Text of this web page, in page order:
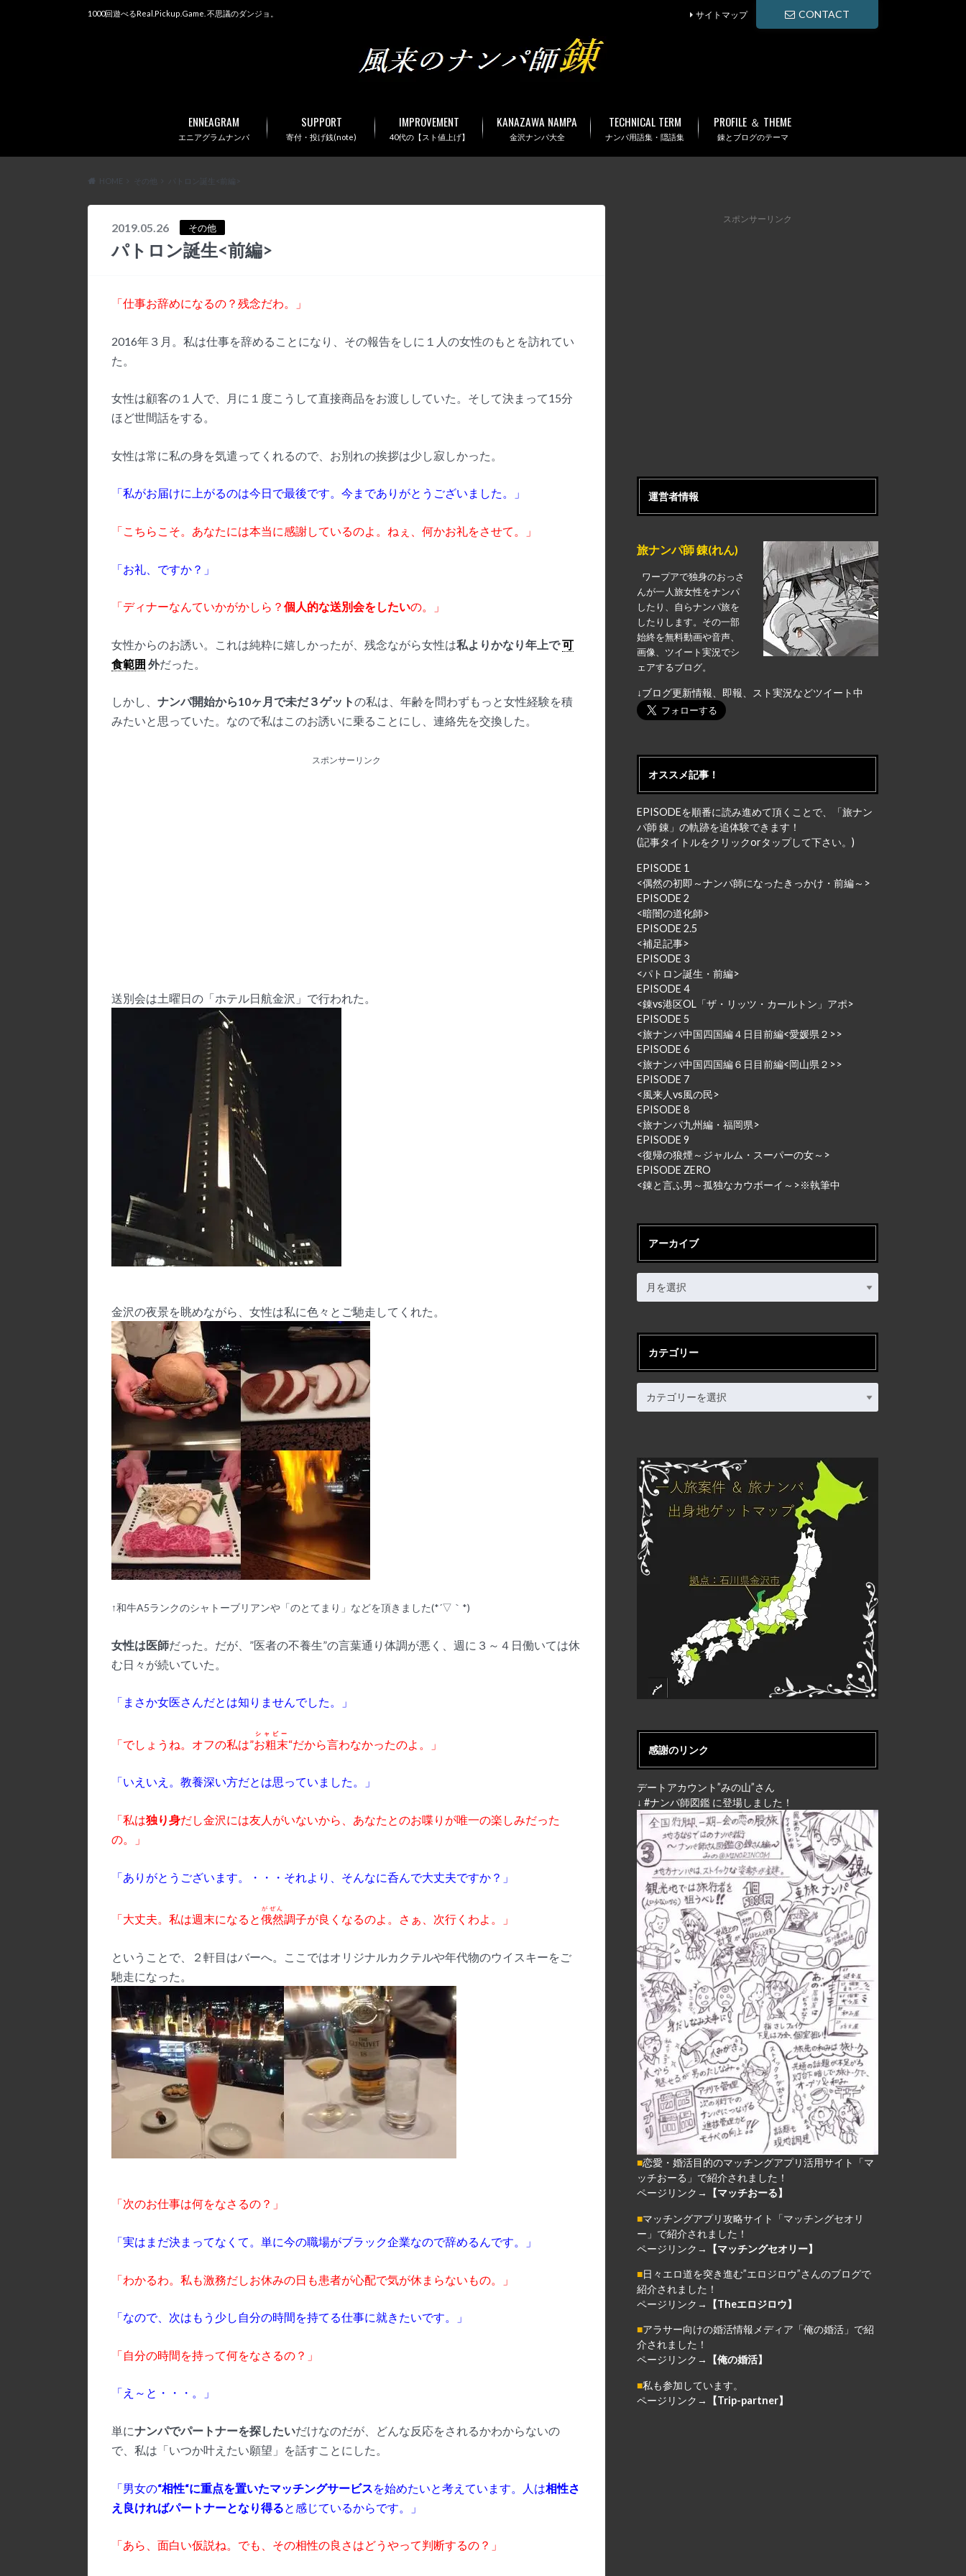
1000回遊べるReal.Pickup.Game. 不思議のダンジョ。 CONTACT
サイトマップ
エニアグラムナンパ
ENNEAGRAM
寄付・投げ銭(note)
SUPPORT
40代の【スト値上げ】
IMPROVEMENT
金沢ナンパ大全
KANAZAWA NAMPA
ナンパ用語集・隠語集
TECHNICAL TERM
錬とブログのテーマ
PROFILE ＆ THEME
HOME その他 パトロン誕生<前編>
2019.05.26 その他
パトロン誕生<前編>
「仕事お辞めになるの？残念だわ。」
2016年３月。私は仕事を辞めることになり、その報告をしに１人の女性のもとを訪れてい
た。
女性は顧客の１人で、月に１度こうして直接商品をお渡ししていた。そして決まって15分
ほど世間話をする。
女性は常に私の身を気遣ってくれるので、お別れの挨拶は少し寂しかった。
「私がお届けに上がるのは今日で最後です。今までありがとうございました。」
「こちらこそ。あなたには本当に感謝しているのよ。ねぇ、何かお礼をさせて。」
「お礼、ですか？」
「ディナーなんていかがかしら？ 個人的な送別会をしたいの。」
女性からのお誘い。これは純粋に嬉しかったが、残念ながら女性は私よりかなり年上で可
食範囲 外だった。
しかし、 ナンパ開始から10ヶ月で未だ３ゲットの私は、年齢を問わずもっと女性経験を積
みたいと思っていた。なので私はこのお誘いに乗ることにし、連絡先を交換した。
スポンサーリンク
送別会は土曜日の「ホテル日航金沢」で行われた。
金沢の夜景を眺めながら、女性は私に色々とご馳走してくれた。
↑和牛A5ランクのシャトーブリアンや「のとてまり」などを頂きました(*´▽｀ *)
女性は医師だった。だが、”医者の不養生”の言葉通り体調が悪く、週に３～４日働いては休
む日々が続いていた。
「まさか女医さんだとは知りませんでした。」
「でしょうね。オフの私は”お粗末
シャビー
“だから言わなかったのよ。」
「いえいえ。教養深い方だとは思っていました。」
「私は独り身だし金沢には友人がいないから、あなたとのお喋りが唯一の楽しみだった
の。」
「ありがとうございます。・・・それより、そんなに呑んで大丈夫ですか？」
「大丈夫。私は週末になると俄然
がぜん
調子が良くなるのよ。 さぁ、次行くわよ。」
ということで、２軒目はバーへ。ここではオリジナルカクテルや年代物のウイスキーをご
馳走になった。
「次のお仕事は何をなさるの？」
「実はまだ決まってなくて。単に今の職場がブラック企業なので辞めるんです。」
「わかるわ。私も激務だしお休みの日も患者が心配で気が休まらないもの。」
「なので、次はもう少し自分の時間を持てる仕事に就きたいです。」
「自分の時間を持って何をなさるの？」
「え～と・・・。」
単にナンパでパートナーを探したいだけなのだが、どんな反応をされるかわからないの
で、私は「いつか叶えたい願望」を話すことにした。
「男女の“相性“に重点を置いたマッチングサービス を始めたいと考えています。人は相性さ
え良ければパートナーとなり得る と感じているからです。」
「あら、面白い仮説ね。でも、その相性の良さはどうやって判断するの？」
スポンサーリンク
運営者情報
旅ナンパ師 錬(れん)
ワープアで独身のおっさ
んが一人旅女性をナンパ
したり、自らナンパ旅を
したりします。その一部
始終を無料動画や音声、
画像、ツイート実況でシ
ェアするブログ。
↓ブログ更新情報、即報、スト実況などツイート中
オススメ記事！
EPISODEを順番に読み進めて頂くことで、「旅ナン
パ師 錬」の軌跡を追体験できます！
(記事タイトルをクリックorタップして下さい。)
EPISODE 1
<偶然の初即～ナンパ師になったきっかけ・前編～ >
EPISODE 2
<暗闇の道化師>
EPISODE 2.5
<補足記事>
EPISODE 3
<パトロン誕生・前編>
EPISODE 4
<錬vs港区OL「ザ・リッツ・カールトン」アポ>
EPISODE 5
<旅ナンパ中国四国編４日目前編<愛媛県２>>
EPISODE 6
<旅ナンパ中国四国編６日目前編<岡山県２>>
EPISODE 7
<風来人vs風の民>
EPISODE 8
<旅ナンパ九州編・福岡県>
EPISODE 9
<復帰の狼煙～ジャルム・スーパーの女～ >
EPISODE ZERO
<錬と言ふ男～孤独なカウボーイ～ >※執筆中
アーカイブ
カテゴリー
感謝のリンク
デートアカウント”みの山”さん
↓ #ナンパ師図鑑 に登場しました！
■恋愛・婚活目的のマッチングアプリ活用サイト「マ
ッチおーる」で紹介されました！
ページリンク→
【マッチおーる】
■マッチングアプリ攻略サイト「マッチングセオリ
ー」で紹介されました！
ページリンク→
【マッチングセオリー】
■日々エロ道を突き進む”エロジロウ”さんのブログで
紹介されました！
ページリンク→
【Theエロジロウ】
■アラサー向けの婚活情報メディア「俺の婚活」で紹
介されました！
ページリンク→
【俺の婚活】
■私も参加しています。
ページリンク→
【Trip-partner】